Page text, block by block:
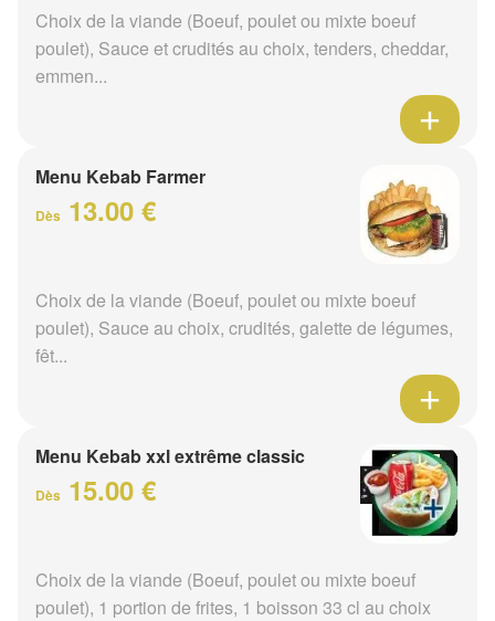
Choix de la viande (Boeuf, poulet ou mixte boeuf
poulet), Sauce et crudités au choix, tenders, cheddar,
emmen...
Menu Kebab Farmer
Dès 13.00 €
Choix de la viande (Boeuf, poulet ou mixte boeuf
poulet), Sauce au choix, crudités, galette de légumes,
fêt...
Menu Kebab xxl extrême classic
Dès 15.00 €
Choix de la viande (Boeuf, poulet ou mixte boeuf
poulet), 1 portion de frites, 1 boisson 33 cl au choix